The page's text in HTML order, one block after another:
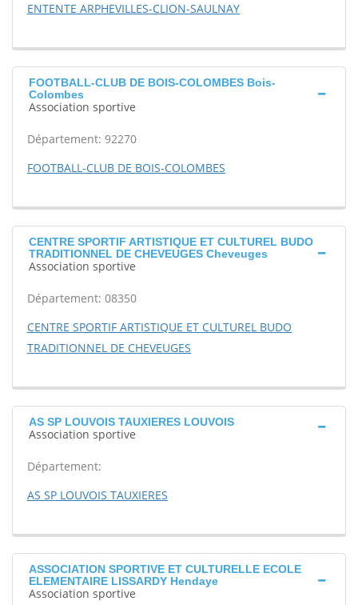
ENTENTE ARPHEVILLES-CLION-SAULNAY
FOOTBALL-CLUB DE BOIS-COLOMBES Bois-
Colombes
Association sportive
Département: 92270
FOOTBALL-CLUB DE BOIS-COLOMBES
CENTRE SPORTIF ARTISTIQUE ET CULTUREL BUDO
TRADITIONNEL DE CHEVEUGES Cheveuges
Association sportive
Département: 08350
CENTRE SPORTIF ARTISTIQUE ET CULTUREL BUDO
TRADITIONNEL DE CHEVEUGES
AS SP LOUVOIS TAUXIERES LOUVOIS
Association sportive
Département:
AS SP LOUVOIS TAUXIERES
ASSOCIATION SPORTIVE ET CULTURELLE ECOLE
ELEMENTAIRE LISSARDY Hendaye
Association sportive